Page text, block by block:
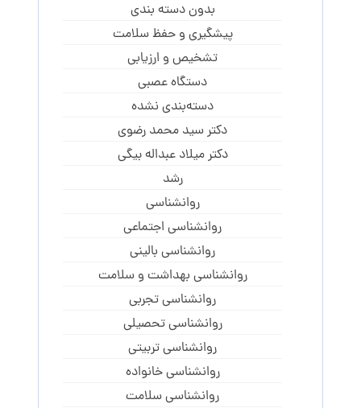
بدون دسته بندی
پیشگیری و حفظ سلامت
تشخیص و ارزیابی
دستگاه عصبی
دسته‌بندی نشده
دکتر سید محمد رضوی
دکتر میلاد عبداله بیگی
رشد
روانشناسی
روانشناسی اجتماعی
روانشناسی بالینی
روانشناسی بهداشت و سلامت
روانشناسی تجربی
روانشناسی تحصیلی
روانشناسی تربیتی
روانشناسی خانواده
روانشناسی سلامت